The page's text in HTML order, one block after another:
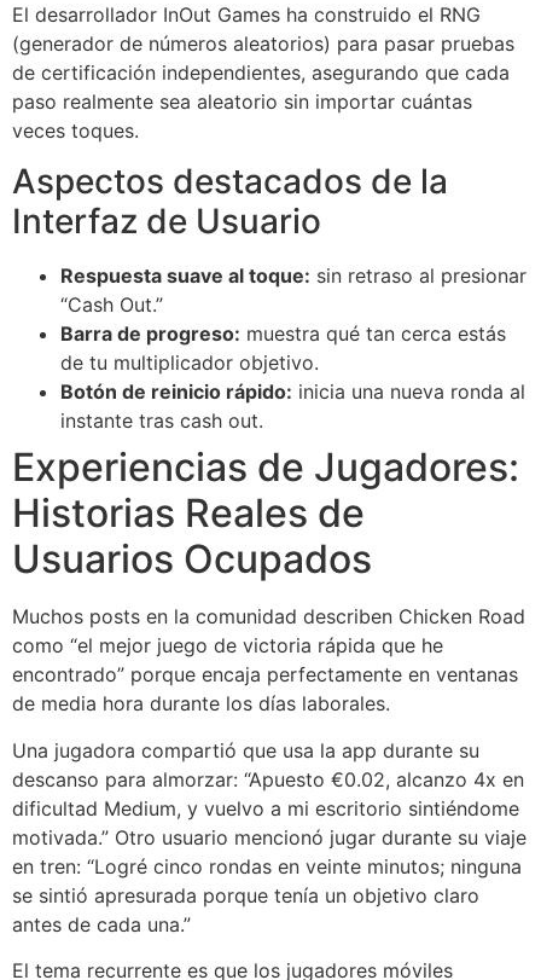
El desarrollador InOut Games ha construido el RNG
(generador de números aleatorios) para pasar pruebas
de certificación independientes, asegurando que cada
paso realmente sea aleatorio sin importar cuántas
veces toques.
Aspectos destacados de la
Interfaz de Usuario
Respuesta suave al toque: sin retraso al presionar
“Cash Out.”
Barra de progreso: muestra qué tan cerca estás
de tu multiplicador objetivo.
Botón de reinicio rápido: inicia una nueva ronda al
instante tras cash out.
Experiencias de Jugadores:
Historias Reales de
Usuarios Ocupados
Muchos posts en la comunidad describen Chicken Road
como “el mejor juego de victoria rápida que he
encontrado” porque encaja perfectamente en ventanas
de media hora durante los días laborales.
Una jugadora compartió que usa la app durante su
descanso para almorzar: “Apuesto €0.02, alcanzo 4x en
dificultad Medium, y vuelvo a mi escritorio sintiéndome
motivada.” Otro usuario mencionó jugar durante su viaje
en tren: “Logré cinco rondas en veinte minutos; ninguna
se sintió apresurada porque tenía un objetivo claro
antes de cada una.”
El tema recurrente es que los jugadores móviles